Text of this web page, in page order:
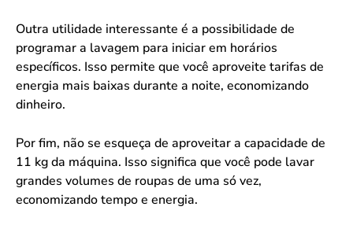
Outra utilidade interessante é a possibilidade de
programar a lavagem para iniciar em horários
específicos. Isso permite que você aproveite tarifas de
energia mais baixas durante a noite, economizando
dinheiro.
Por fim, não se esqueça de aproveitar a capacidade de
11 kg da máquina. Isso significa que você pode lavar
grandes volumes de roupas de uma só vez,
economizando tempo e energia.